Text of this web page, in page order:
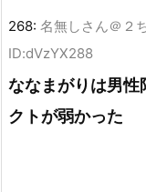
268: 名無しさん＠２
ID:dVzYX288
ななまがりは男性
クトが弱かった